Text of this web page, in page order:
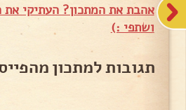
אהבת את המתכון? העתיקי את
ושתפי :)
תגובות למתכון